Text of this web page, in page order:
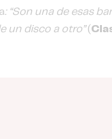
: “Son una de esas
un disco a otro”(